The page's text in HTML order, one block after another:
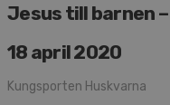
Jesus till barnen –
18 april 2020
Kungsporten Huskvarna